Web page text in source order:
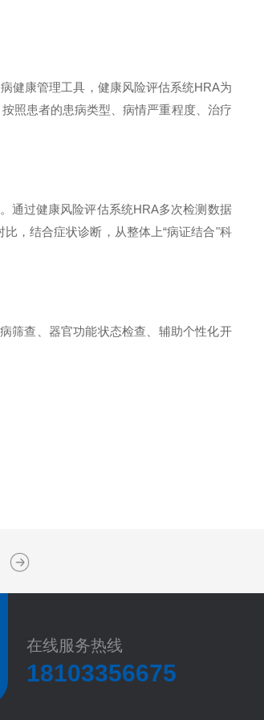
健康管理工具，健康风险评估系统HRA为
照患者的患病类型、病情严重程度、治疗
通过健康风险评估系统HRA多次检测数据
，结合症状诊断，从整体上“病证结合"科
筛查、器官功能状态检查、辅助个性化开
在线服务热线
18103356675